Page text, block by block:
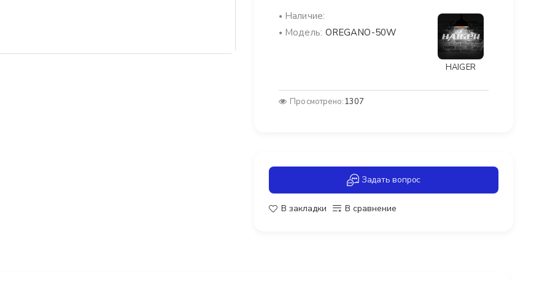
Наличие:
Модель: OREGANO-50W
HAIGER
Просмотрено:1307
Задать вопрос
В закладки В сравнение